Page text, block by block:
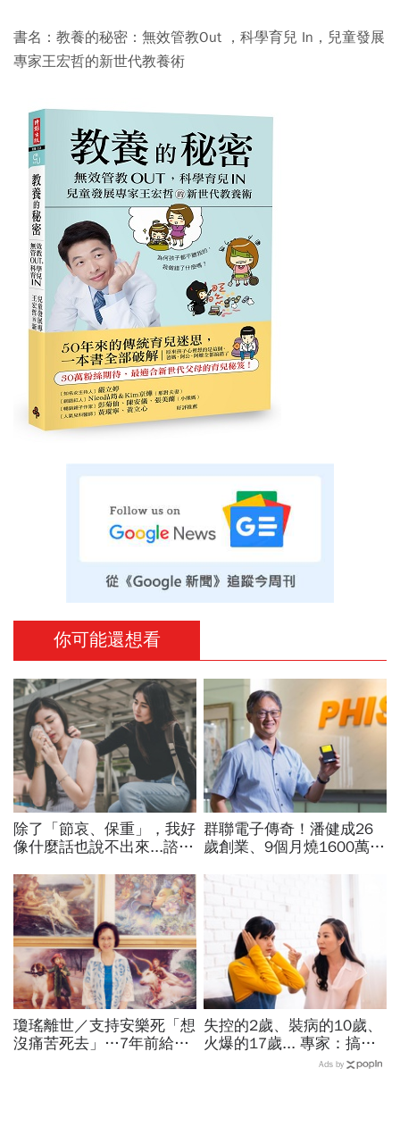
書名：教養的秘密：無效管教Out ，科學育兒 In，兒童發展
專家王宏哲的新世代教養術
你可能還想看
除了「節哀、保重」，我好
像什麼話也說不出來...諮商
的朋友
群聯電子傳奇！潘健成26
歲創業、9個月燒1600萬
上櫃股王，隨身碟小公司如
瓊瑤離世／支持安樂死「想
沒痛苦死去」…7年前給孩
失控的2歲、裝病的10歲、
火爆的17歲... 專家：搞懂
VSAI 四大狀態，隨時接住
Ads by